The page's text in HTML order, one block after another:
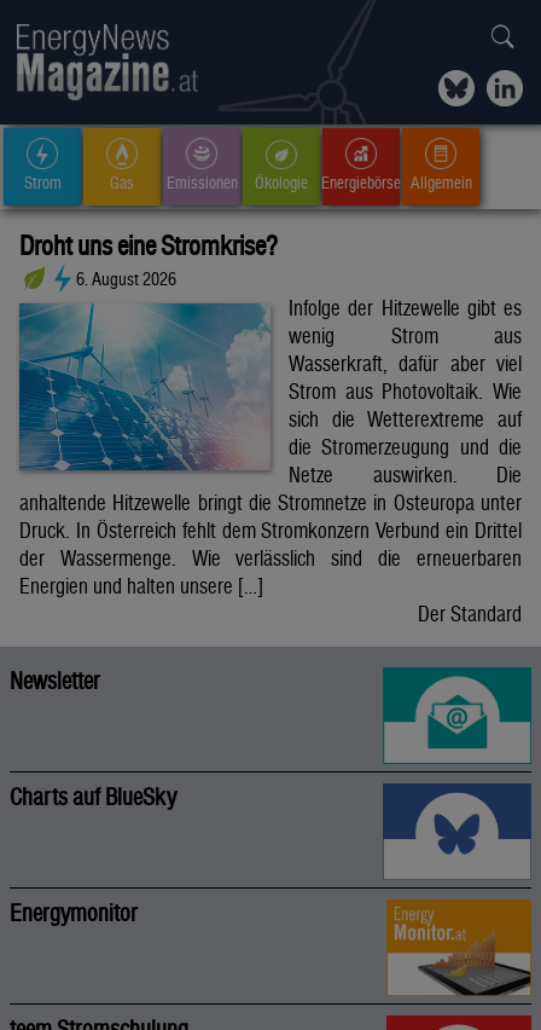
Strom Gas Emissionen Ökologie Energiebörse Allgemein
Droht uns eine Stromkrise?
6. August 2026
Infolge der Hitzewelle gibt es
wenig Strom aus
Wasserkraft, dafür aber viel
Strom aus Photovoltaik. Wie
sich die Wetterextreme auf
die Stromerzeugung und die
Netze auswirken. Die
anhaltende Hitzewelle bringt die Stromnetze in Osteuropa unter
Druck. In Österreich fehlt dem Stromkonzern Verbund ein Drittel
der Wassermenge. Wie verlässlich sind die erneuerbaren
Energien und halten unsere […]
Der Standard
Newsletter
Charts auf BlueSky
Energymonitor